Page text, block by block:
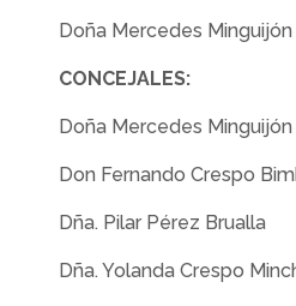
Doña Mercedes
CONCEJALES:
Doña Mercedes
Don Fernando Crespo
Dña. Pilar Pérez Brualla
Dña. Yolanda Crespo